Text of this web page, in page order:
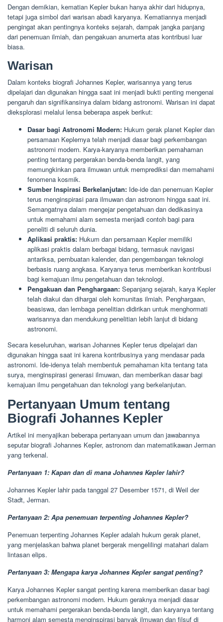
Dengan demikian, kematian Kepler bukan hanya akhir dari hidupnya,
tetapi juga simbol dari warisan abadi karyanya. Kematiannya menjadi
pengingat akan pentingnya konteks sejarah, dampak jangka panjang
dari penemuan ilmiah, dan pengakuan anumerta atas kontribusi luar
biasa.
Warisan
Dalam konteks biografi Johannes Kepler, warisannya yang terus
dipelajari dan digunakan hingga saat ini menjadi bukti penting mengenai
pengaruh dan signifikansinya dalam bidang astronomi. Warisan ini dapat
dieksplorasi melalui lensa beberapa aspek berikut:
Dasar bagi Astronomi Modern: Hukum gerak planet Kepler dan
persamaan Keplernya telah menjadi dasar bagi perkembangan
astronomi modern. Karya-karyanya memberikan pemahaman
penting tentang pergerakan benda-benda langit, yang
memungkinkan para ilmuwan untuk memprediksi dan memahami
fenomena kosmik.
Sumber Inspirasi Berkelanjutan: Ide-ide dan penemuan Kepler
terus menginspirasi para ilmuwan dan astronom hingga saat ini.
Semangatnya dalam mengejar pengetahuan dan dedikasinya
untuk memahami alam semesta menjadi contoh bagi para
peneliti di seluruh dunia.
Aplikasi praktis: Hukum dan persamaan Kepler memiliki
aplikasi praktis dalam berbagai bidang, termasuk navigasi
antariksa, pembuatan kalender, dan pengembangan teknologi
berbasis ruang angkasa. Karyanya terus memberikan kontribusi
bagi kemajuan ilmu pengetahuan dan teknologi.
Pengakuan dan Penghargaan: Sepanjang sejarah, karya Kepler
telah diakui dan dihargai oleh komunitas ilmiah. Penghargaan,
beasiswa, dan lembaga penelitian didirikan untuk menghormati
warisannya dan mendukung penelitian lebih lanjut di bidang
astronomi.
Secara keseluruhan, warisan Johannes Kepler terus dipelajari dan
digunakan hingga saat ini karena kontribusinya yang mendasar pada
astronomi. Ide-idenya telah membentuk pemahaman kita tentang tata
surya, menginspirasi generasi ilmuwan, dan memberikan dasar bagi
kemajuan ilmu pengetahuan dan teknologi yang berkelanjutan.
Pertanyaan Umum tentang
Biografi Johannes Kepler
Artikel ini menyajikan beberapa pertanyaan umum dan jawabannya
seputar biografi Johannes Kepler, astronom dan matematikawan Jerman
yang terkenal.
Pertanyaan 1: Kapan dan di mana Johannes Kepler lahir?
Johannes Kepler lahir pada tanggal 27 Desember 1571, di Weil der
Stadt, Jerman.
Pertanyaan 2: Apa penemuan terpenting Johannes Kepler?
Penemuan terpenting Johannes Kepler adalah hukum gerak planet,
yang menjelaskan bahwa planet bergerak mengelilingi matahari dalam
lintasan elips.
Pertanyaan 3: Mengapa karya Johannes Kepler sangat penting?
Karya Johannes Kepler sangat penting karena memberikan dasar bagi
perkembangan astronomi modern. Hukum geraknya menjadi dasar
untuk memahami pergerakan benda-benda langit, dan karyanya tentang
harmoni alam semesta menginspirasi banyak ilmuwan dan filsuf di